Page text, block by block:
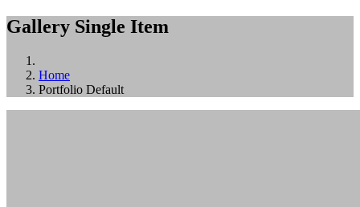
Gallery Single Item
Home
Portfolio Default